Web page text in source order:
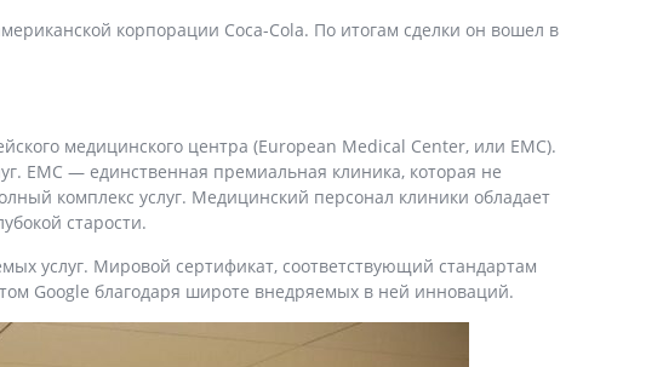
корпорации Coca-Cola. По итогам сделки он вошел в
медицинского центра (European Medical Center, или ЕМС).
ЕМС — единственная премиальная клиника, которая не
комплекс услуг. Медицинский персонал клиники обладает
старости.
услуг. Мировой сертификат, соответствующий стандартам
Google благодаря широте внедряемых в ней инноваций.